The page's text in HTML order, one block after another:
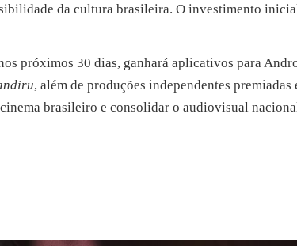
da cultura brasileira. O investimento
próximos 30 dias, ganhará aplicativos para
, além de produções independentes
brasileiro e consolidar o audiovisual